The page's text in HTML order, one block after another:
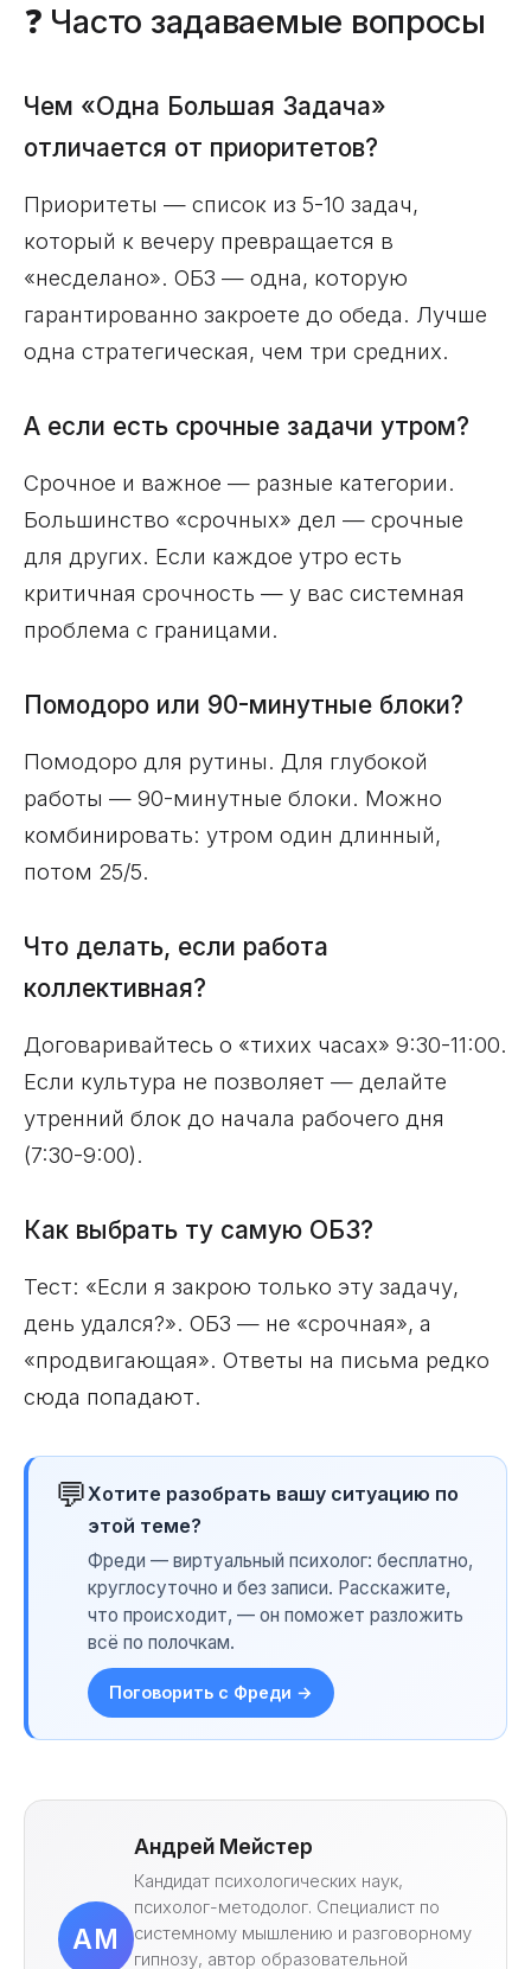
❓ Часто задаваемые вопросы
Чем «Одна Большая Задача»
отличается от приоритетов?
Приоритеты — список из 5-10 задач,
который к вечеру превращается в
«несделано». ОБЗ — одна, которую
гарантированно закроете до обеда. Лучше
одна стратегическая, чем три средних.
А если есть срочные задачи утром?
Срочное и важное — разные категории.
Большинство «срочных» дел — срочные
для других. Если каждое утро есть
критичная срочность — у вас системная
проблема с границами.
Помодоро или 90-минутные блоки?
Помодоро для рутины. Для глубокой
работы — 90-минутные блоки. Можно
комбинировать: утром один длинный,
потом 25/5.
Что делать, если работа
коллективная?
Договаривайтесь о «тихих часах» 9:30-11:00.
Если культура не позволяет — делайте
утренний блок до начала рабочего дня
(7:30-9:00).
Как выбрать ту самую ОБЗ?
Тест: «Если я закрою только эту задачу,
день удался?». ОБЗ — не «срочная», а
«продвигающая». Ответы на письма редко
сюда попадают.
💬Хотите разобрать вашу ситуацию по
этой теме?
Фреди — виртуальный психолог: бесплатно,
круглосуточно и без записи. Расскажите,
что происходит, — он поможет разложить
всё по полочкам.
Поговорить с Фреди →
АМ
Андрей Мейстер
Кандидат психологических наук,
психолог-методолог. Специалист по
системному мышлению и разговорному
гипнозу, автор образовательной